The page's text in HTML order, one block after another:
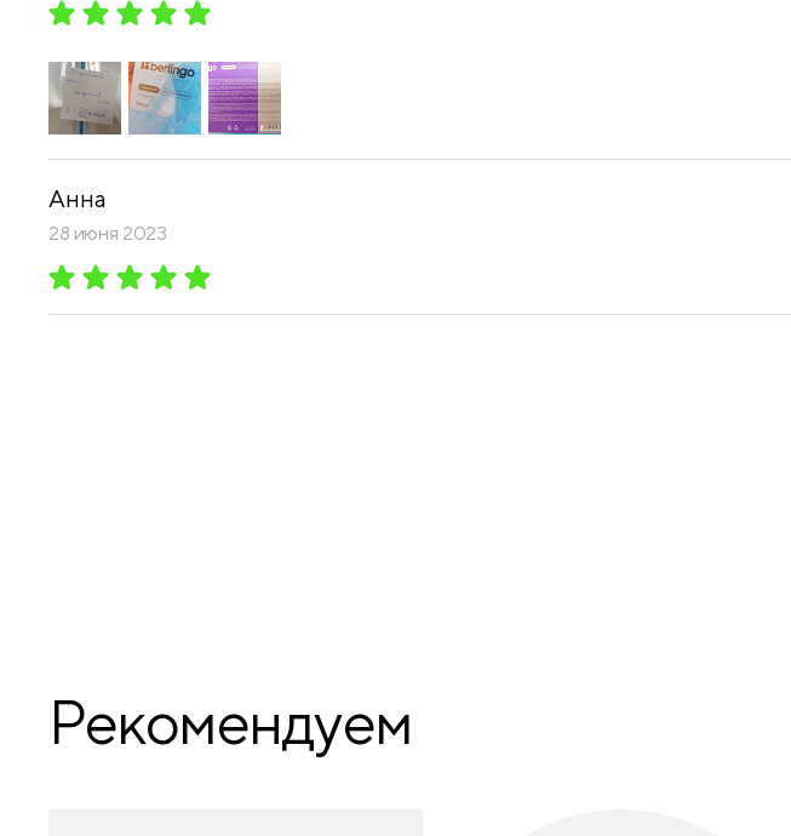
Анна
28 июня 2023
Рекомендуем